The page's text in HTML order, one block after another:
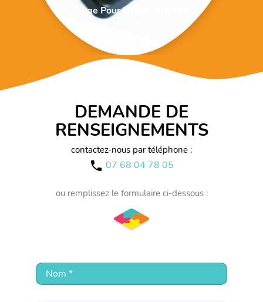
Siège Pour Balançoire Noir
DEMANDE DE
RENSEIGNEMENTS
contactez-nous par téléphone :
call 07 68 04 78 05
ou remplissez le formulaire ci-dessous :